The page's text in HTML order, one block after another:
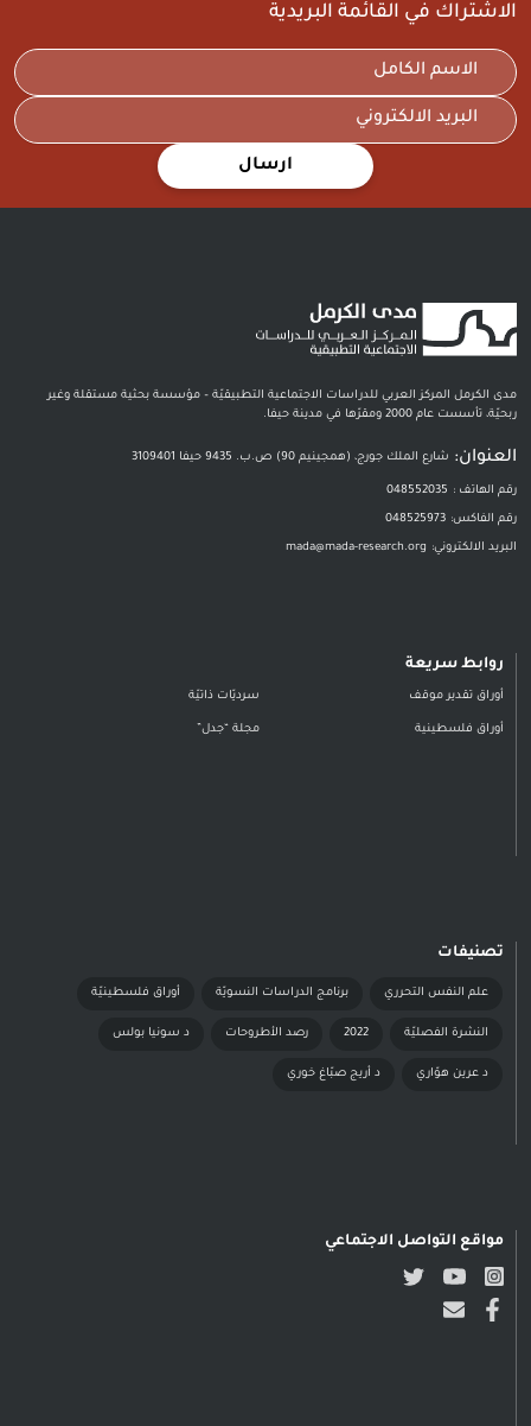
الاشتراك في القائمة البريدية
ارسال
مدى الكرمل المركز العربي للدراسات الاجتماعية التطبيقيّة – مؤسسة بحثية مستقلة وغير
ربحيّة، تأسست عام 2000 ومقرّها في مدينة حيفا.
العنوان: شارع الملك جورج، (همجينيم 90) ص.ب. 9435 حيفا 3109401
رقم الهاتف : 048552035
رقم الفاكس: 048525973
البريد الالكتروني: mada@mada-research.org
روابط سريعة
أوراق تقدير موقف سرديّات ذاتيّة
أوراق فلسطينية مجلة “جدل”
تصنيفات
علم النفس التحرري برنامج الدراسات النسويّة أوراق فلسطينيّة
النشرة الفصليّة 2022 رصد الأطروحات د سونيا بولس
د عرين هوّاري د أريج صبّاغ خوري
مواقع التواصل الاجتماعي